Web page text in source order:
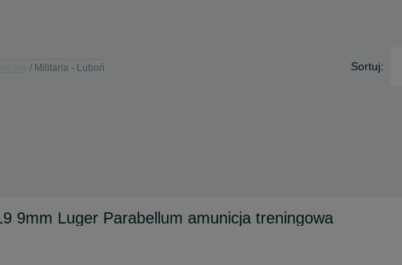
Militaria - Luboń Sortuj:
9mm Luger Parabellum amunicja treningowa